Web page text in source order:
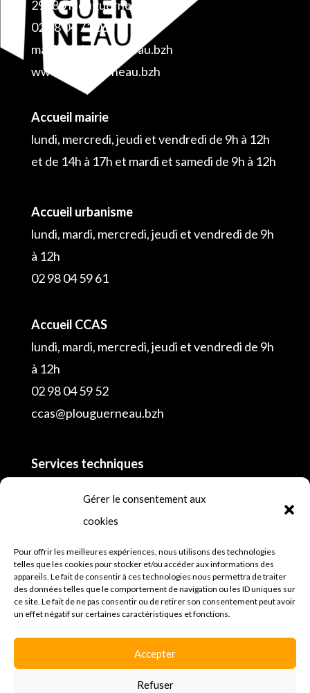
Gérer le consentement aux
cookies
Pour offrir les meilleures expériences, nous utilisons des technologies
telles que les cookies pour stocker et/ou accéder aux informations des
appareils. Le fait de consentir à ces technologies nous permettra de traiter
des données telles que le comportement de navigation ou les ID uniques sur
ce site. Le fait de ne pas consentir ou de retirer son consentement peut avoir
un effet négatif sur certaines caractéristiques et fonctions.
Accepter
Refuser
29880 Plouguerneau
02 98 04 71 06
mairie@plouguerneau.bzh
www.plouguerneau.bzh
Accueil mairie
lundi, mercredi, jeudi et vendredi de 9h à 12h
et de 14h à 17h et mardi et samedi de 9h à 12h
Accueil urbanisme
lundi, mardi, mercredi, jeudi et vendredi de 9h
à 12h
02 98 04 59 61
Accueil CCAS
lundi, mardi, mercredi, jeudi et vendredi de 9h
à 12h
02 98 04 59 52
ccas@plouguerneau.bzh
Services techniques
lundi, mardi, mercredi, jeudi et vendredi de 8h
à 12h30 et de 13h30 à 18h et samedi
02 98 45 64 81
Politique de confidentialités